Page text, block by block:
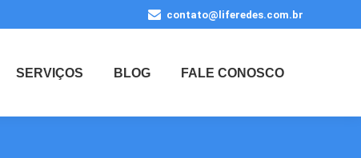
contato@liferedes.com.br
SERVIÇOS BLOG FALE CONOSCO